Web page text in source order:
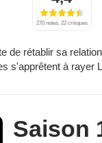
270 notes, 22 critiques
de rétablir sa
s'apprêtent à rayer
Saison